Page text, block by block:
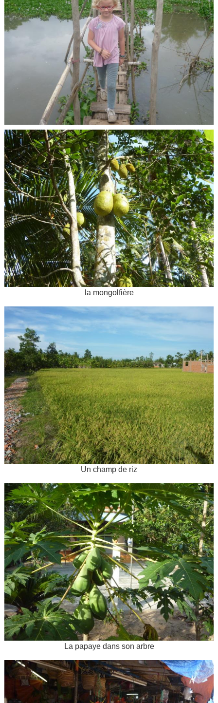
la mongolfière
Un champ de riz
La papaye dans son arbre